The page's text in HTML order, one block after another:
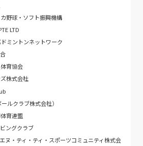
野球・ソフト振興機構
LTD
ミントンネットワーク
育協会
株式会社
ルクラブ株式会社）
育連盟
ングクラブ
ヌ・ティ・ティ・スポーツコミュニティ株式会